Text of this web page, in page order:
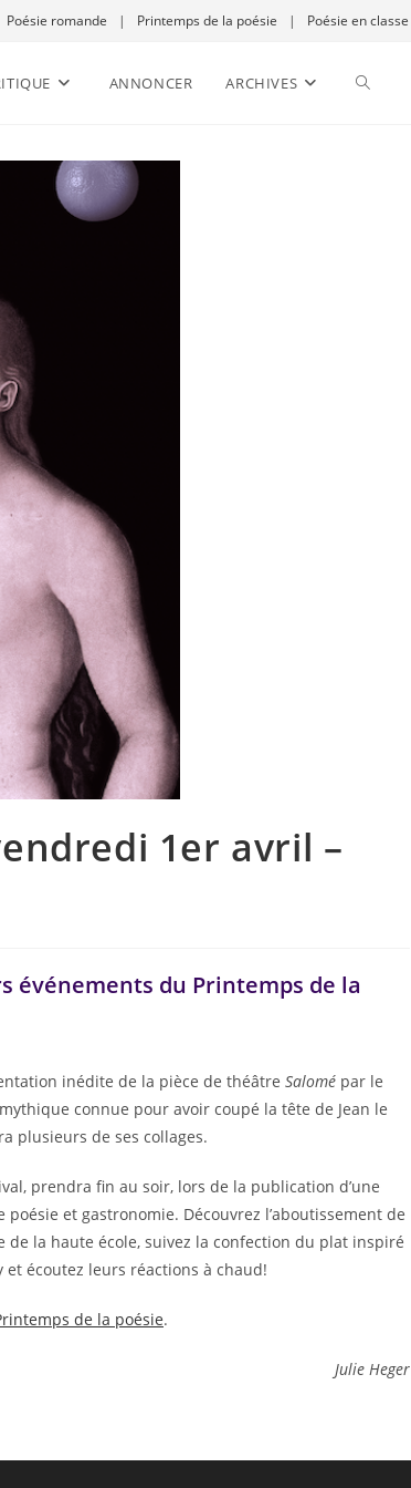
Poésie romande | Printemps de la poésie | Poésie en classe
ANNONCER ARCHIVES
1er avril –
événements du Printemps de la
inédite de la pièce de théâtre Salomé par le
connue pour avoir coupé la tête de Jean le
plusieurs de ses collages.
prendra fin au soir, lors de la publication d’une
et gastronomie. Découvrez l’aboutissement de
de la haute école, suivez la confection du plat inspiré
écoutez leurs réactions à chaud!
de la poésie.
Julie Heger